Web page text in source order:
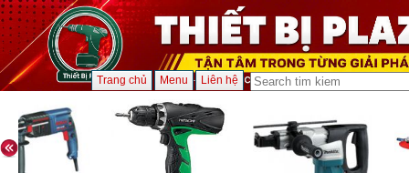
Trang chủ Menu Liên hệ